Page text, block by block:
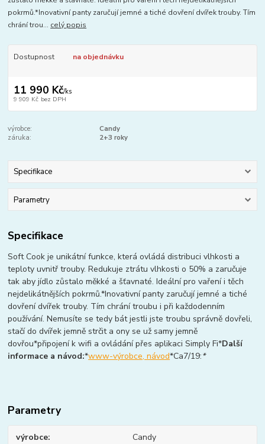
pokrmů.*Inovativní panty zaručují jemné a tiché dovření dvířek trouby. Tím
chrání trou... celý popis
Dostupnost na objednávku
11 990 Kč/ks
9 909 Kč bez DPH
výrobce:
Candy
záruka:
2+3 roky
Specifikace
Parametry
Specifikace
Soft Cook je unikátní funkce, která ovládá distribuci vlhkosti a
teploty uvnitř trouby. Redukuje ztrátu vlhkosti o 50% a zaručuje
tak aby jídlo zůstalo měkké a šťavnaté. Ideální pro vaření i těch
nejdelikátnějších pokrmů.*Inovativní panty zaručují jemné a tiché
dovření dvířek trouby. Tím chrání troubu i při každodenním
používání. Nemusíte se tedy bát jestli jste troubu správně dovřeli,
stačí do dvířek jemně strčit a ony se už samy jemně
dovřou*připojení k wifi a ovládání přes aplikaci Simply Fi*Další
informace a návod:*www-výrobce, návod*Ca7/19:*
Parametry
výrobce Candy